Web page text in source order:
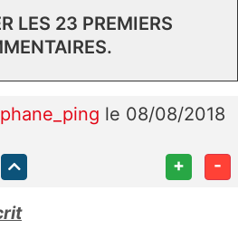
LES 23 PREMIERS
le 08/08/2018
+ -